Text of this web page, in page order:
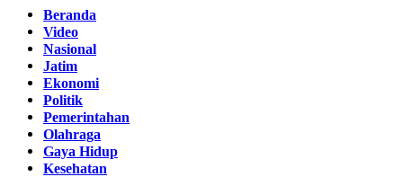
Beranda
Video
Nasional
Jatim
Ekonomi
Politik
Pemerintahan
Olahraga
Gaya Hidup
Kesehatan